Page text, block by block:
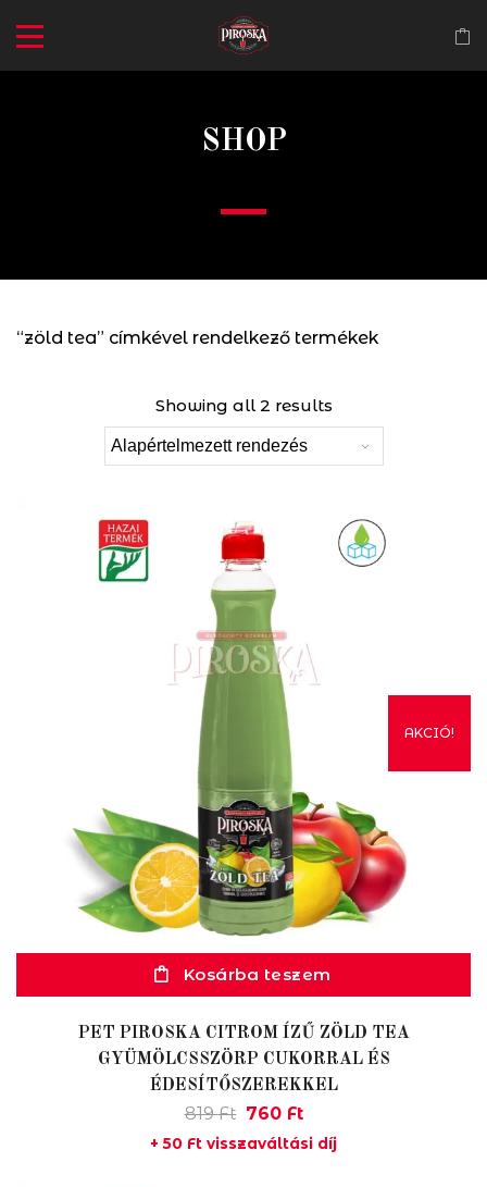
SHOP
“zöld tea” címkével rendelkező termékek
Showing all 2 results
AKCIÓ!
Kosárba teszem
PET PIROSKA CITROM ÍZŰ ZÖLD TEA
GYÜMÖLCSSZÖRP CUKORRAL ÉS
ÉDESÍTŐSZEREKKEL
819Ft Original
price
760 FtCurrent
price
+50 Ft visszaváltási díj